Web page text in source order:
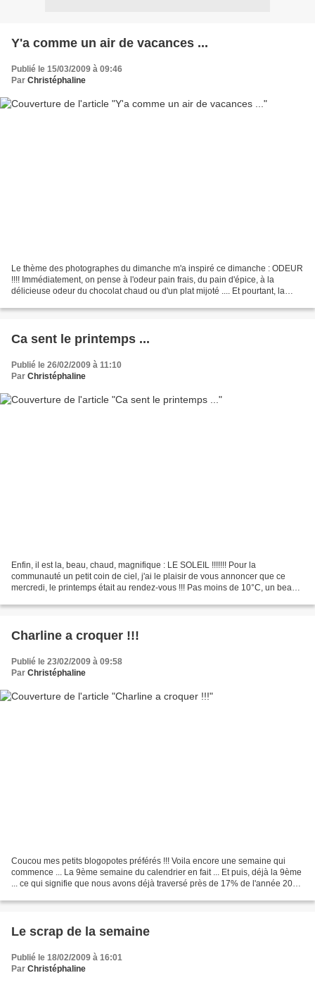
Y'a comme un air de vacances ...
Publié le 15/03/2009 à 09:46
Par Christéphaline
Le thème des photographes du dimanche m'a inspiré ce dimanche : ODEUR
!!!! Immédiatement, on pense à l'odeur pain frais, du pain d'épice, à la
délicieuse odeur du chocolat chaud ou d'un plat mijoté .... Et pourtant, la
Ca sent le printemps ...
Publié le 26/02/2009 à 11:10
Par Christéphaline
Enfin, il est la, beau, chaud, magnifique : LE SOLEIL !!!!!!! Pour la
communauté un petit coin de ciel, j'ai le plaisir de vous annoncer que ce
mercredi, le printemps était au rendez-vous !!! Pas moins de 10°C, un beau
Charline a croquer !!!
Publié le 23/02/2009 à 09:58
Par Christéphaline
Coucou mes petits blogopotes préférés !!! Voila encore une semaine qui
commence ... La 9ème semaine du calendrier en fait ... Et puis, déjà la 9ème
... ce qui signifie que nous avons déjà traversé près de 17% de l'année 2009
Le scrap de la semaine
Publié le 18/02/2009 à 16:01
Par Christéphaline